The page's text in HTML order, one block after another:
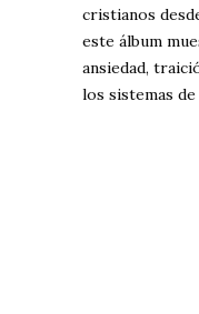
cristianos
este álbum
ansiedad,
los sistemas de